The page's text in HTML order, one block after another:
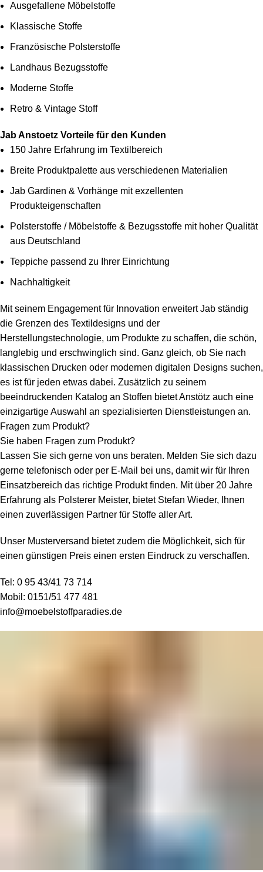
Ausgefallene Möbelstoffe
Klassische Stoffe
Französische Polsterstoffe
Landhaus Bezugsstoffe
Moderne Stoffe
Retro & Vintage Stoff
Jab Anstoetz Vorteile für den Kunden
150 Jahre Erfahrung im Textilbereich
Breite Produktpalette aus verschiedenen Materialien
Jab Gardinen & Vorhänge mit exzellenten
Produkteigenschaften
Polsterstoffe / Möbelstoffe & Bezugsstoffe mit hoher Qualität
aus Deutschland
Teppiche passend zu Ihrer Einrichtung
Nachhaltigkeit
Mit seinem Engagement für Innovation erweitert Jab ständig
die Grenzen des Textildesigns und der
Herstellungstechnologie, um Produkte zu schaffen, die schön,
langlebig und erschwinglich sind. Ganz gleich, ob Sie nach
klassischen Drucken oder modernen digitalen Designs suchen,
es ist für jeden etwas dabei. Zusätzlich zu seinem
beeindruckenden Katalog an Stoffen bietet Anstötz auch eine
einzigartige Auswahl an spezialisierten Dienstleistungen an.
Fragen zum Produkt?
Sie haben Fragen zum Produkt?
Lassen Sie sich gerne von uns beraten. Melden Sie sich dazu
gerne telefonisch oder per E-Mail bei uns, damit wir für Ihren
Einsatzbereich das richtige Produkt finden. Mit über 20 Jahre
Erfahrung als Polsterer Meister, bietet Stefan Wieder, Ihnen
einen zuverlässigen Partner für Stoffe aller Art.
Unser Musterversand bietet zudem die Möglichkeit, sich für
einen günstigen Preis einen ersten Eindruck zu verschaffen.
Tel: 0 95 43/41 73 714
Mobil: 0151/51 477 481
info@moebelstoffparadies.de